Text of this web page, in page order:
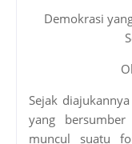
Demokrasi
Sejak
yang
muncul suatu